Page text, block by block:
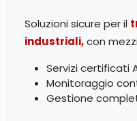
Soluzioni sicure per il
industriali,con
Servizi certificati
Monitoraggio
Gestione